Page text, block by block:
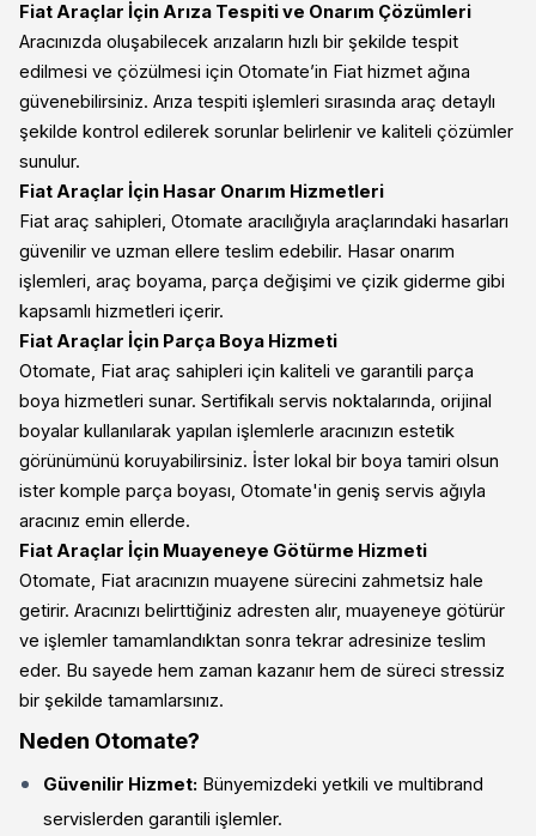
Fiat Araçlar İçin Arıza Tespiti ve Onarım Çözümleri
Aracınızda oluşabilecek arızaların hızlı bir şekilde tespit
edilmesi ve çözülmesi için Otomate’in Fiat hizmet ağına
güvenebilirsiniz. Arıza tespiti işlemleri sırasında araç detaylı
şekilde kontrol edilerek sorunlar belirlenir ve kaliteli çözümler
sunulur.
Fiat Araçlar İçin Hasar Onarım Hizmetleri
Fiat araç sahipleri, Otomate aracılığıyla araçlarındaki hasarları
güvenilir ve uzman ellere teslim edebilir. Hasar onarım
işlemleri, araç boyama, parça değişimi ve çizik giderme gibi
kapsamlı hizmetleri içerir.
Fiat Araçlar İçin Parça Boya Hizmeti
Otomate, Fiat araç sahipleri için kaliteli ve garantili parça
boya hizmetleri sunar. Sertifikalı servis noktalarında, orijinal
boyalar kullanılarak yapılan işlemlerle aracınızın estetik
görünümünü koruyabilirsiniz. İster lokal bir boya tamiri olsun
ister komple parça boyası, Otomate'in geniş servis ağıyla
aracınız emin ellerde.
Fiat Araçlar İçin Muayeneye Götürme Hizmeti
Otomate, Fiat aracınızın muayene sürecini zahmetsiz hale
getirir. Aracınızı belirttiğiniz adresten alır, muayeneye götürür
ve işlemler tamamlandıktan sonra tekrar adresinize teslim
eder. Bu sayede hem zaman kazanır hem de süreci stressiz
bir şekilde tamamlarsınız.
Neden Otomate?
Güvenilir Hizmet: Bünyemizdeki yetkili ve multibrand
servislerden garantili işlemler.